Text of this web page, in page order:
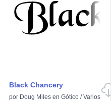
Black Chancery
por Doug Miles en Gótico /Varios